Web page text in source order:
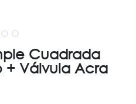
Cuadrada
+ Válvula Acra